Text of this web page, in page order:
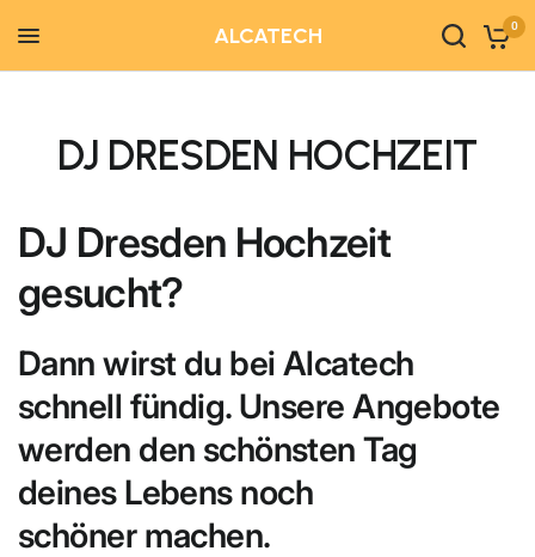
ALCATECH 0
DJ DRESDEN HOCHZEIT
DJ Dresden Hochzeit
gesucht?
Dann wirst du bei Alcatech
schnell fündig. Unsere Angebote
werden den schönsten Tag
deines Lebens noch
schöner machen.